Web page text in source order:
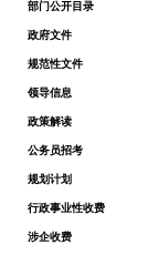
部门公开目录
政府文件
规范性文件
领导信息
政策解读
公务员招考
规划计划
行政事业性收费
涉企收费